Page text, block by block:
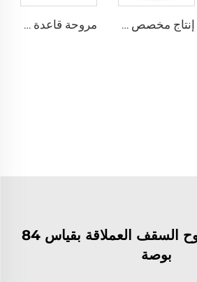
إنتاج مخصص بمروحة عملاقة ذات حجم كبير وسرعة منخفضة قطرها 16 قدم (5 أمتار) ومزودة بمحرك PMSM مروحة قاعدة بقطر 80 بوصة، قابلة للحركة، هادئة، ارتفاع 2000 ملم، مناسبة للاستخدام في المنازل والمرافق الصناعية والمطاعم، تعمل بجهدين 220 فولت/380 فولت، مصنوعة من الألمنيوم
أين تستخدم مراوح السقف العملاقة بقياس 84
بوصة